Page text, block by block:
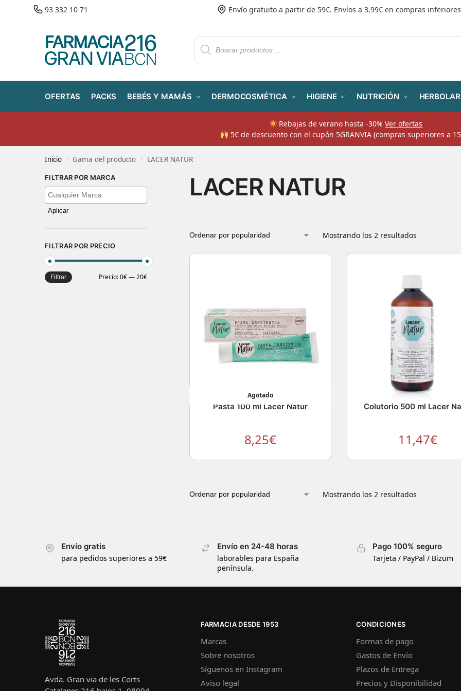
93 332 10 71 Envío gratuito a partir de 59€. Envíos a 3,99€ en compras
OFERTAS PACKS BEBÉS Y MAMÁS DERMOCOSMÉTICA HIGIENE NUTRICIÓN
Rebajas de verano hasta -30%Ver ofertas
5€ de descuento con el cupón 5GRANVIA (compras superiores a
Inicio / Gama del producto / LACER NATUR
LACER NATUR
Mostrando los 2 resultados
Agotado
Pasta 100 ml Lacer Natur
8,25€
Colutorio 500 ml Lacer
11,47€
Mostrando los 2 resultados
FILTRAR POR MARCA
Aplicar
FILTRAR POR PRECIO
Filtrar Precio:0€—20€
Envío gratis
para pedidos superiores a 59€
Envío en 24-48 horas
laborables para España
península.
Pago 100% seguro
Tarjeta / PayPal / Bizum
Avda. Gran via de les Corts
FARMACIA DESDE 1953
Marcas
Sobre nosotros
Síguenos en Instagram
Aviso legal
CONDICIONES
Formas de pago
Gastos de Envío
Plazos de Entrega
Precios y Disponibilidad